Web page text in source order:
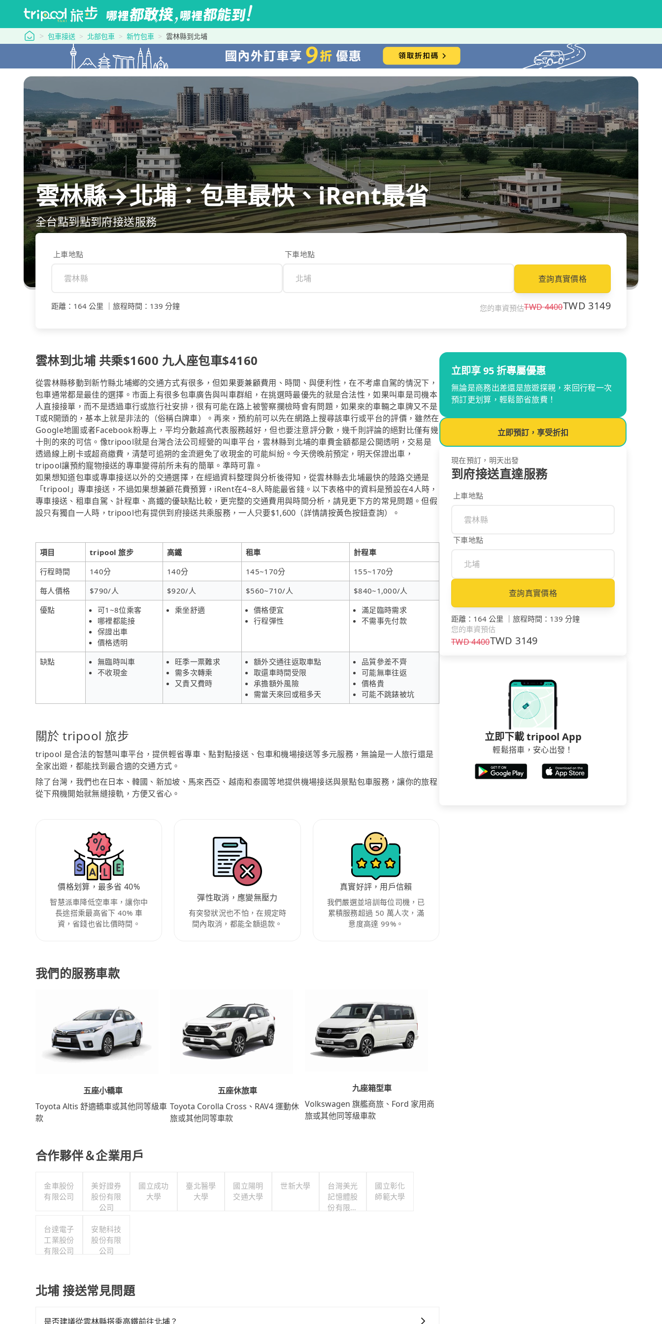
tripool 旅步
包車接送 北部包車 新竹包車 雲林縣到北埔
雲林縣→北埔：包車最快、iRent最省
全台點到點到府接送服務
上車地點 下車地點
查詢真實價格
距離 ： 164 公里 旅程時間 ： 139 分鐘 您的車資預估TWD4400TWD 3149
雲林到北埔 共乘$1600 九人座包車$4160
從雲林縣移動到新竹縣北埔鄉的交通方式有很多，但如果要兼顧費用、時間、與便利性，在不考慮自駕的情況下，
包車通常都是最佳的選擇。市面上有很多包車廣告與叫車群組，在挑選時最優先的就是合法性，如果叫車是司機本
人直接接單，而不是透過車行或旅行社安排，很有可能在路上被警察攔檢時會有問題，如果來的車輛之車牌又不是
T或R開頭的，基本上就是非法的（俗稱白牌車）。再來，預約前可以先在網路上搜尋該車行或平台的評價，雖然在
Google地圖或者Facebook粉專上，平均分數越高代表服務越好，但也要注意評分數，幾千則評論的絕對比僅有幾
十則的來的可信。像tripool就是台灣合法公司經營的叫車平台，雲林縣到北埔的車費金額都是公開透明，交易是
透過線上刷卡或超商繳費，清楚可追朔的金流避免了收現金的可能糾紛。今天傍晚前預定，明天保證出車，
tripool讓預約寵物接送的專車變得前所未有的簡單。準時可靠。
如果想知道包車或專車接送以外的交通選擇，在經過資料整理與分析後得知，從雲林縣去北埔最快的陸路交通是
「tripool」專車接送，不過如果想兼顧花費預算，iRent在4~8人時能最省錢。以下表格中的資料是預設在4人時，
專車接送、租車自駕、計程車、高鐵的優缺點比較，更完整的交通費用與時間分析，請見更下方的常見問題。但假
設只有獨自一人時，tripool也有提供到府接送共乘服務，一人只要$1,600（詳情請按黃色按鈕查詢）。
項目 tripool 旅步 高鐵 租車
計程車
行程時間
140分 140分 145~170分
155~170分
每人價格
$790/人 $920/人 $560~710/人
$840~1,000/人
優點
可1~8位乘客
哪裡都能接
保證出車
價格透明
乘坐舒適
價格便宜
行程彈性
滿足臨時需求
不需事先付款
缺點
無臨時叫車
不收現金
旺季一票難求
需多次轉乘
又貴又費時
額外交通往返取車點
取還車時間受限
承擔額外風險
需當天來回或租多天
品質參差不齊
可能無車往返
價格貴
可能不跳錶被坑
關於 tripool 旅步
tripool 是合法的智慧叫車平台，提供輕省專車、點對點接送、包車和機場接送等多元服務，無論是一人旅行還是
全家出遊，都能找到最合適的交通方式。
除了台灣，我們也在日本、韓國、新加坡、馬來西亞、越南和泰國等地提供機場接送與景點包車服務，讓你的旅程
從下飛機開始就無縫接軌，方便又省心。
價格划算，最多省 40%
智慧派車降低空車率，讓你中
長途搭乘最高省下 40% 車
資，省錢也省比價時間。
彈性取消，應變無壓力
有突發狀況也不怕，在規定時
間內取消，都能全額退款。
真實好評，用戶信賴
我們嚴選並培訓每位司機，已
累積服務超過 50 萬人次，滿
意度高達 99%。
我們的服務車款
五座小轎車
Toyota Altis 舒適轎車或其他同等級車
款
五座休旅車
Toyota Corolla Cross、RAV4 運動休
旅或其他同等車款
九座箱型車
Volkswagen 旗艦商旅、Ford 家用商
旅或其他同等級車款
合作夥伴＆企業用戶
金車股份
有限公司
美好證券
股份有限
公司
國立成功
大學
臺北醫學
大學
國立陽明
交通大學
世新大學
台灣美光
記憶體股
份有限公
國立彰化
師範大學
台達電子
工業股份
有限公司
安馳科技
股份有限
公司
北埔 接送常見問題
是否建議從雲林縣搭乘高鐵前往北埔？
立即享 95 折專屬優惠
無論是商務出差還是旅遊探親，來回行程一次
預訂更划算，輕鬆節省旅費！
立即預訂，享受折扣
現在預訂，明天出發
到府接送直達服務
上車地點
下車地點
查詢真實價格
距離 ： 164 公里 ｜ 旅程時間 ： 139 分鐘
您的車資預估
TWD4400TWD 3149
立即下載 tripool App
輕鬆搭車，安心出發！